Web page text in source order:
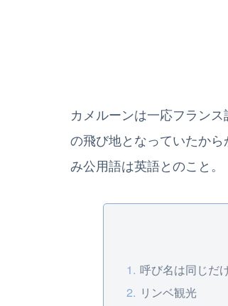
カメルーンは一応フラン
の飛び地となっていたか
み公用語は英語とのこと。
呼び名は同じだ
リンベ観光